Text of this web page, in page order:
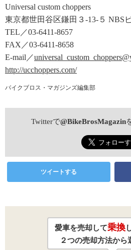
Universal custom choppers
東京都世田谷区鎌田３-13-５ NBS
TEL／03-6411-8657
FAX／03-6411-8658
E-mail／
http://ucchoppers.com/
バイクブロス・マガジンズ編集部
Twitterで@BikeBrosMagazin
ツイートする
愛車を売却して乗換
２つの売却方法から